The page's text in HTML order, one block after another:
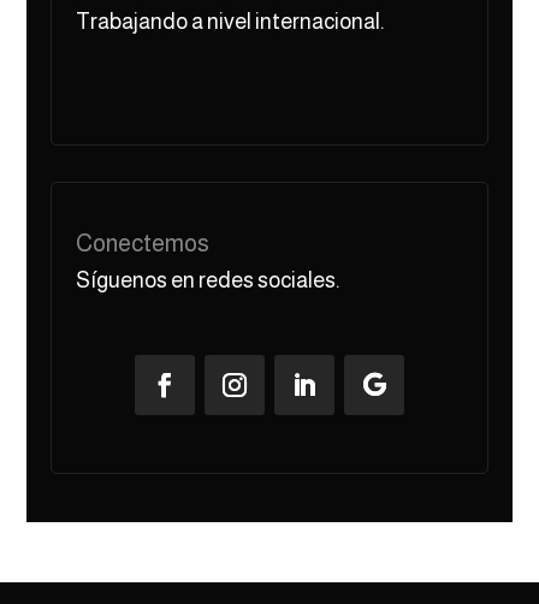
Trabajando a nivel internacional.
Conectemos
Síguenos en redes sociales.